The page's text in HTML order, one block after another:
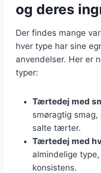
og deres
Der findes mange
hver type har sine
anvendelser. Her er
typer:
Tærtedej med
smøragtig
salte tærter.
Tærtedej med
almindelige
konsistens.